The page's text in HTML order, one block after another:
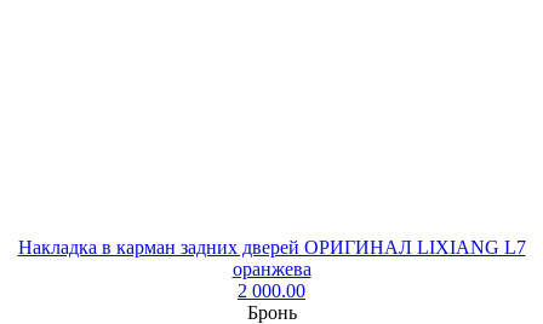
Накладка в карман задних дверей ОРИГИНАЛ LIXIANG L7
оранжева
2 000.00
Бронь